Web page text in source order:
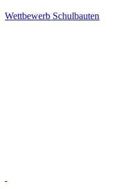
Wettbewerb Schulbauten